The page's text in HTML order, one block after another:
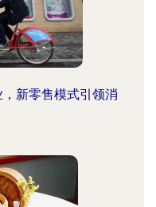
新零售模式引领消